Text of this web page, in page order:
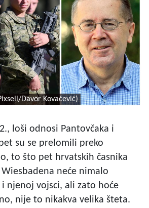
Davor Kovačević)
loši odnosi Pantovčaka i
su se prelomili preko
to što pet hrvatskih časnika
neće nimalo
njenoj vojsci, ali zato hoće
nije to nikakva velika šteta.